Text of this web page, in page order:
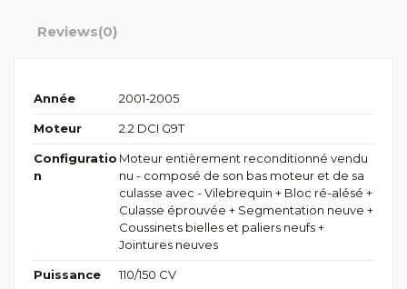
Reviews(0)
Année 2001-2005
Moteur 2.2 DCI G9T
Configuratio
n
Moteur entièrement reconditionné vendu
nu - composé de son bas moteur et de sa
culasse avec - Vilebrequin + Bloc ré-alésé +
Culasse éprouvée + Segmentation neuve +
Coussinets bielles et paliers neufs +
Jointures neuves
Puissance 110/150 CV